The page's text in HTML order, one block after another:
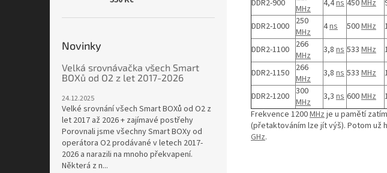
Novinky
Velká srovnávačka všech Smart
BOXů od O2 z let 2017-2026
24.12.2025
Velké srovnání všech Smart BOXů od O2 z
let 2017 až 2026 + zajímavé postřehy
Porovnali jsme všechny Smart BOXy od
operátora O2 prodávané v letech 2017-
2026 a narazili na mnoho překvapení.
Některá z n...
DDR2-900
MHz
4,4ns 450MHz
DDR2-1000 250
MHz
4ns 500MHz
DDR2-1100 266
MHz
3,8 ns 533 MHz
DDR2-1150 266
MHz
3,8 ns 533 MHz
DDR2-1200 300
MHz
3,3 ns 600MHz
Frekvence 1200MHzje u pamětí
(přetaktováním lze jít výš). Potom už
GHz.